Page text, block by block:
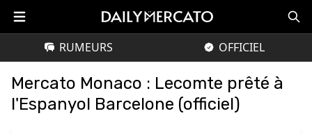
RUMEURS OFFICIEL
Mercato Monaco : Lecomte prêté à
l'Espanyol Barcelone (officiel)